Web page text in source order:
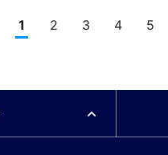
1 2 3 4 5